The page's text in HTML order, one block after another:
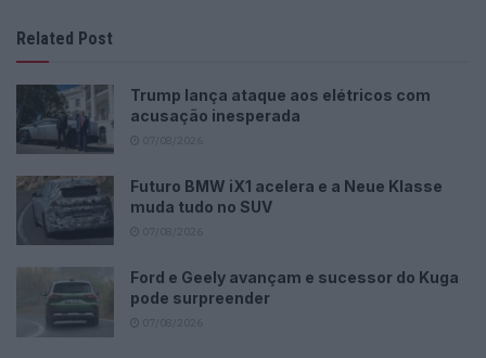
Related Post
Trump lança ataque aos elétricos com
acusação inesperada
Futuro BMW iX1 acelera e a Neue Klasse
muda tudo no SUV
Ford e Geely avançam e sucessor do Kuga
pode surpreender